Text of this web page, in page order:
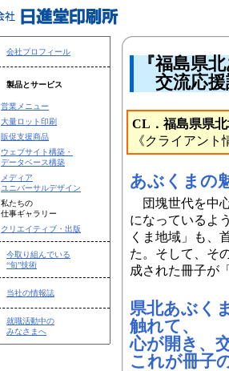
会社プロフィール
製品とサービス
営業メニュー
大量ロット印刷
販促支援商品
ウェブサイト構築・
データベース構築
メディア
ユニバーサルデザイン
私たちの
仕事ギャラリー
クリエイティブ・出版
今取り組んでいる
“旬”技術
当社の情報誌
就職活動中の
みなさまへ
『福島県
交流応援
CL．福島県県
《クライアント
あぶくまの
団塊世代を中
になっているよ
くま地域」も、
た。そして、そ
成された冊子が
県北あぶく
触れて、
心が開き、
これが冊子